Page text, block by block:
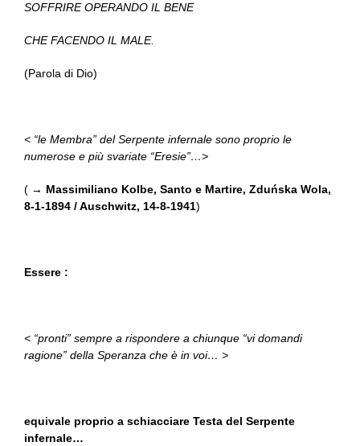
SOFFRIRE OPERANDO IL BENE
CHE FACENDO IL MALE.
(Parola di Dio)
< “le Membra” del Serpente infernale sono proprio le
numerose e più svariate “Eresie”…>
( → Massimiliano Kolbe, Santo e Martire, Zduńska Wola,
8-1-1894 / Auschwitz, 14-8-1941)
Essere :
< “pronti” sempre a rispondere a chiunque “vi domandi
ragione” della Speranza che è in voi… >
equivale proprio a schiacciare Testa del Serpente
infernale…